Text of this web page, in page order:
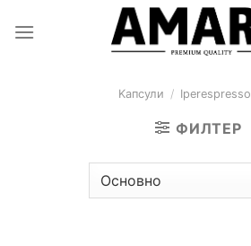
Kапсули / Iperespresso
ФИЛТЕР